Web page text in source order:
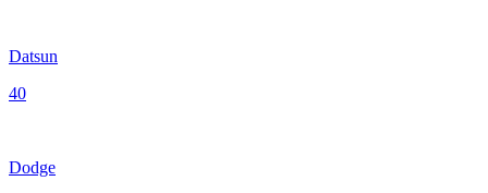
Datsun
40
Dodge